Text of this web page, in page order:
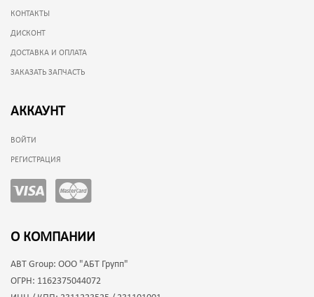
КОНТАКТЫ
ДИСКОНТ
ДОСТАВКА И ОПЛАТА
ЗАКАЗАТЬ ЗАПЧАСТЬ
АККАУНТ
ВОЙТИ
РЕГИСТРАЦИЯ
О КОМПАНИИ
ABT Group: ООО "АБТ Групп"
ОГРН: 1162375044072